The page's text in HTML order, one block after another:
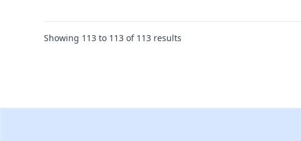
Showing 113 to 113 of 113 results